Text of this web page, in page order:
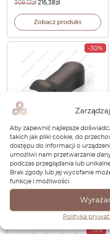
Aby zapewnić najlepsze
takich jak pliki cookie, do
dostępu do informacji o
umożliwi nam przetwarzanie
podczas przeglądania lub
Brak zgody lub jej wycofanie
funkcje i możliwości.
Polityka
309,12zł 216,38zł
Zobacz produkt
-30%
Nissan S12 200SX 280ZX
300ZX Skyline Silvia Fairlady
Z Zaślepka tylnej
wycieraczki Czarna 28882-
149,04 zł 104,33zł
-15%